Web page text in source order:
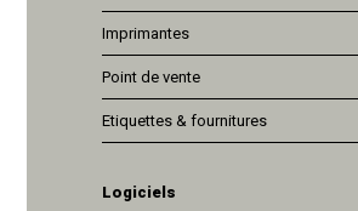
Imprimantes
Point de vente
Etiquettes & fournitures
Logiciels